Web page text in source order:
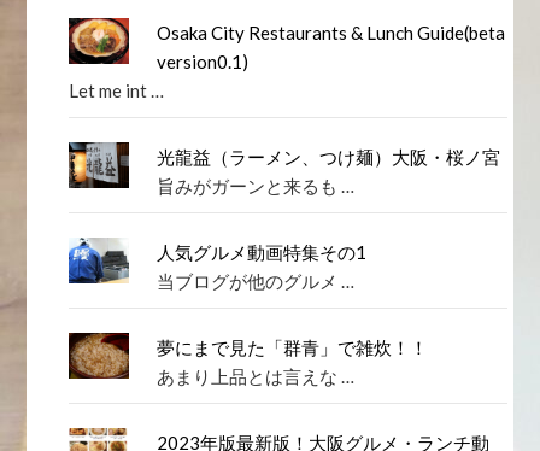
Osaka City Restaurants & Lunch Guide(beta
version0.1)
Let me int …
光龍益（ラーメン、つけ麺）大阪・桜ノ宮
旨みがガーンと来るも …
人気グルメ動画特集その1
当ブログが他のグルメ …
夢にまで見た「群青」で雑炊！！
あまり上品とは言えな …
2023年版最新版！大阪グルメ・ランチ動